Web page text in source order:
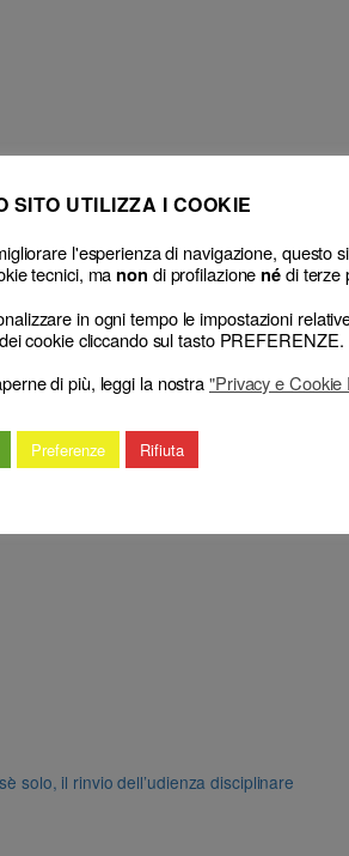
– Norme deontologiche –
somme di spettanza di cliente sul conto
di somme di spettanza anche di
– Avvertimento – Attenuanti. →
solo, il rinvio dell’udienza disciplinare
SITO UTILIZZA I COOKIE
l'esperienza di navigazione, questo
tecnici, ma non di profilazione nédi terze
in ogni tempo le impostazioni
cookie cliccando sul tasto PREFERENZE.
di più, leggi la nostra"Privacy e Cookie
Preferenze Rifiuta